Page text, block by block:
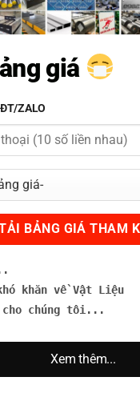
Hợp kim Nhôm – Magie
– Magie Như đã thấy từ
giá
ZALO
khăn về Vật Liệu
chúng tôi...
Xem thêm...